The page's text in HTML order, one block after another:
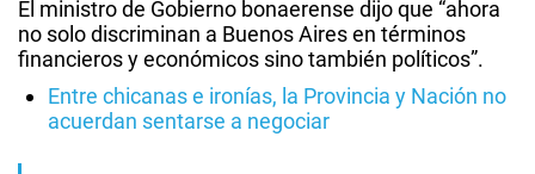
El ministro de Gobierno bonaerense dijo que “ahora
no solo discriminan a Buenos Aires en términos
financieros y económicos sino también políticos”.
Entre chicanas e ironías, la Provincia y Nación no
acuerdan sentarse a negociar